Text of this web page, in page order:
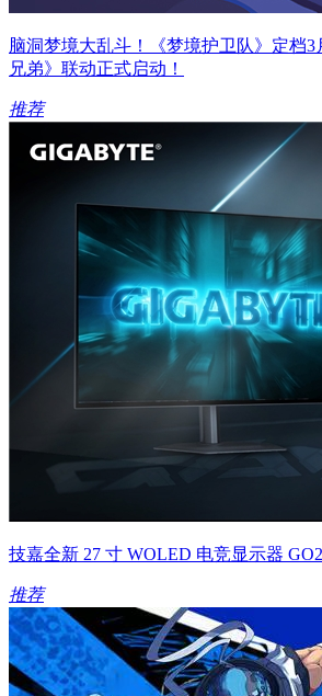
脑洞梦境大乱斗！《梦境护卫队》定档3
兄弟》联动正式启动！
推荐
技嘉全新 27 寸 WOLED 电竞显示器
推荐